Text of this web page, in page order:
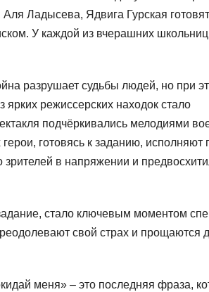
Ладысева, Ядвига Гурская
У каждой из вчерашних
разрушает судьбы людей, но при
режиссерских находок стало
подчёркивались мелодиями
готовясь к заданию, исполняют
в напряжении и
стало ключевым моментом
свой страх и прощаются
меня» – это последняя фраза,